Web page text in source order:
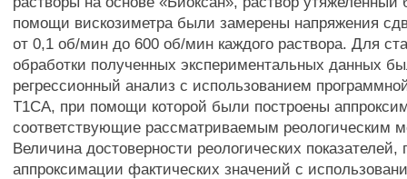
помощи вискозиметра были замерены напряжения
от 0,1 об/мин до 600 об/мин каждого раствора. Для
обработки полученных экспериментальных данных
регрессионный анализ с использованием
Т1СА, при помощи которой были построены
соответствующие рассматриваемым реологическим
Величина достоверности реологических
аппроксимации фактических значений с